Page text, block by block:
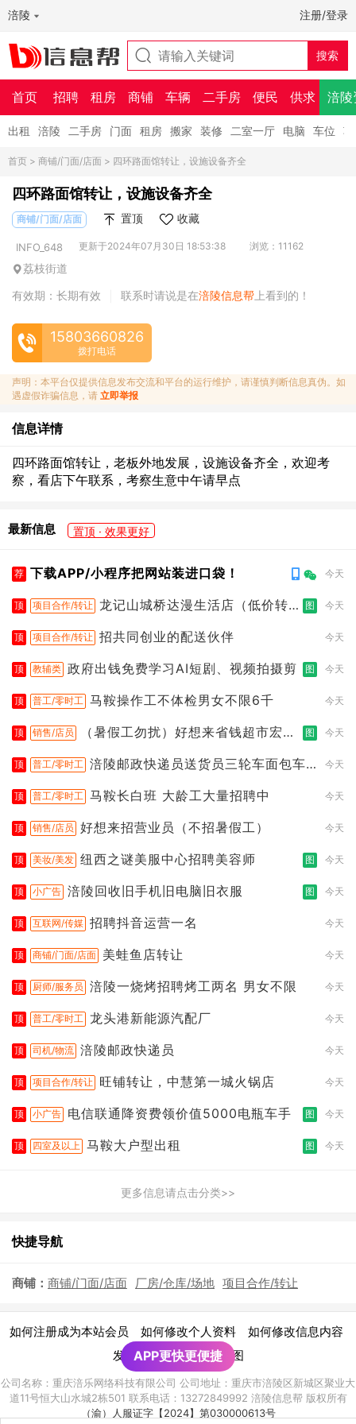
涪陵 注册/登录
首页 招聘 租房 商铺 车辆 二手房 便民 供求 涪陵
出租 涪陵 二手房 门面 租房 搬家 装修 二室一厅 电脑 车位
首页 > 商铺/门面/店面 > 四环路面馆转让，设施设备齐全
四环路面馆转让，设施设备齐全
商铺/门面/店面 置顶 收藏
INFO_648 更新于2024年07月30日 18:53:38 浏览：11162
荔枝街道
有效期：长期有效
联系时请说是在涪陵信息帮 上看到的！
15803660826
拨打电话
声明：本平台仅提供信息发布交流和平台的运行维护，请谨慎判断信息真伪。如
遇虚假诈骗信息，请 立即举报
信息详情
四环路面馆转让，老板外地发展，设施设备齐全，欢迎考
察，看店下午联系，考察生意中午请早点
最新信息 置顶 · 效果更好
荐 下载APP/小程序把网站装进口袋！ 今天
顶 项目合作/转让 龙记山城桥达漫生活店（低价转
图 今天
顶 项目合作/转让 招共同创业的配送伙伴 今天
顶 教辅类 政府出钱免费学习AI短剧、视频拍摄剪 图 今天
顶 普工/零时工 马鞍操作工不体检男女不限6千 今天
顶 销售/店员
（暑假工勿扰）好想来省钱超市宏声
图 今天
顶 普工/零时工 涪陵邮政快递员送货员三轮车面包车
今天
顶 普工/零时工 马鞍长白班 大龄工大量招聘中 今天
顶 销售/店员 好想来招营业员（不招暑假工） 今天
顶 美妆/美发 纽西之谜美服中心招聘美容师 图 今天
顶 小广告 涪陵回收旧手机旧电脑旧衣服 图 今天
顶 互联网/传媒 招聘抖音运营一名 今天
顶 商铺/门面/店面 美蛙鱼店转让 今天
顶 厨师/服务员 涪陵一烧烤招聘烤工两名 男女不限 今天
顶 普工/零时工 龙头港新能源汽配厂 今天
顶 司机/物流 涪陵邮政快递员 今天
顶 项目合作/转让 旺铺转让，中慧第一城火锅店 今天
顶 小广告 电信联通降资费领价值5000电瓶车手 图 今天
顶 四室及以上 马鞍大户型出租 图 今天
更多信息请点击分类>>
快捷导航
商铺： 商铺/门面/店面 厂房/仓库/场地 项目合作/转让
如何注册成为本站会员 如何修改个人资料 如何修改信息内容
发布广告须知 | 网站地图
公司名称：重庆涪乐网络科技有限公司 公司地址：重庆市涪陵区新城区聚业大
道11号恒大山水城2栋501 联系电话：13272849992 涪陵信息帮 版权所有
（渝）人服证字【2024】第030000613号
APP更快更便捷